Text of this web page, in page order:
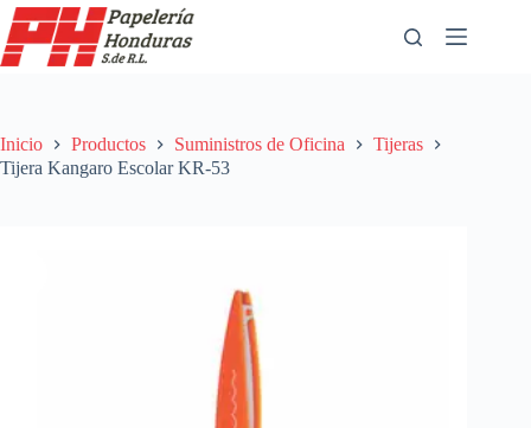
Saltar
al
contenido
Inicio Productos Suministros de Oficina
Tijeras
Tijera Kangaro Escolar KR-53